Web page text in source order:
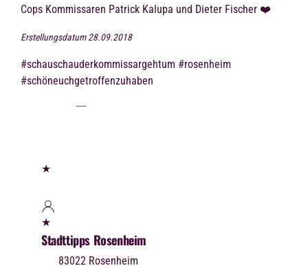
Cops Kommissaren Patrick Kalupa und Dieter Fischer ❤️
Erstellungsdatum 28.09.2018
#schauschauderkommissargehtum #rosenheim
#schöneuchgetroffenzuhaben
★
★
Stadttipps Rosenheim
83022 Rosenheim